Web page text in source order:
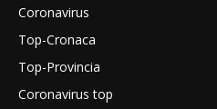
Coronavirus
Top-Cronaca
Top-Provincia
Coronavirus top